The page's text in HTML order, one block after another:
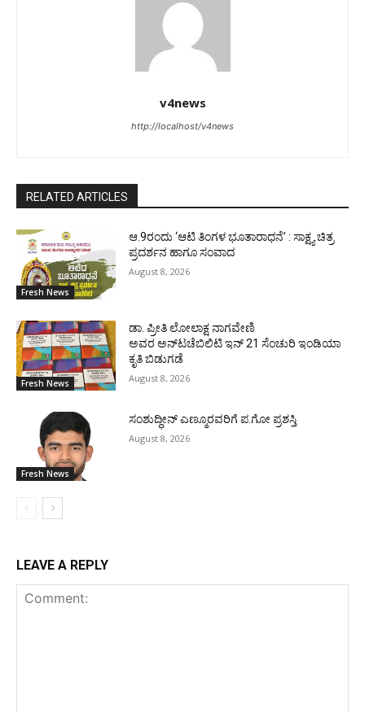
v4news
http://localhost/v4news
RELATED ARTICLES
Fresh News
ಆ.9ರಂದು ‘ಆಟಿ ತಿಂಗಳ ಭೂತಾರಾಧನೆ’ : ಸಾಕ್ಷ್ಯ ಚಿತ್ರ
ಪ್ರದರ್ಶನ ಹಾಗೂ ಸಂವಾದ
August 8, 2026
Fresh News
ಡಾ. ಪ್ರೀತಿ ಲೋಲಾಕ್ಷ ನಾಗವೇಣಿ
ಅವರ ಅನ್‌ಟಚೆಬಿಲಿಟಿ ಇನ್ 21 ಸೆಂಚುರಿ ಇಂಡಿಯಾ
ಕೃತಿ ಬಿಡುಗಡೆ
August 8, 2026
Fresh News
ಸಂಶುದ್ಧೀನ್ ಎಣ್ಮೂರವರಿಗೆ ಪ.ಗೋ ಪ್ರಶಸ್ತಿ
August 8, 2026
LEAVE A REPLY